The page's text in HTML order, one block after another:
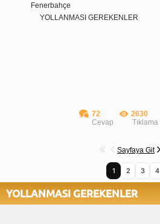
Fenerbahçe
YOLLANMASI GEREKENLER
72
Cevap
2630
Tıklama
Sayfaya Git
1 2 3 4
YOLLANMASI GEREKENLER